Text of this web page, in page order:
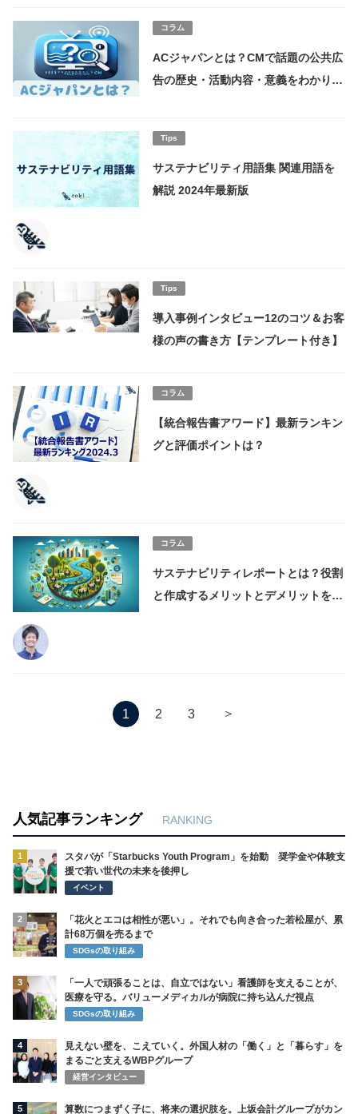
コラム
ACジャパンとは？CMで話題の公共広
告の歴史・活動内容・意義をわかりや
Tips
サステナビリティ用語集 関連用語を
解説 2024年最新版
Tips
導入事例インタビュー12のコツ＆お客
様の声の書き方【テンプレート付き】
コラム
【統合報告書アワード】最新ランキン
グと評価ポイントは？
コラム
サステナビリティレポートとは？役割
と作成するメリットとデメリットを解
1 2 3 ＞
人気記事ランキング RANKING
1
スタバが「Starbucks Youth Program」を始動 奨学金や体験支
援で若い世代の未来を後押し
イベント
2
「花火とエコは相性が悪い」。それでも向き合った若松屋が、累
計68万個を売るまで
SDGsの取り組み
3
「一人で頑張ることは、自立ではない」看護師を支えることが、
医療を守る。バリューメディカルが病院に持ち込んだ視点
SDGsの取り組み
4
見えない壁を、こえていく。外国人材の「働く」と「暮らす」を
まるごと支えるWBPグループ
経営インタビュー
5 算数につまずく子に、将来の選択肢を。上坂会計グループがカン